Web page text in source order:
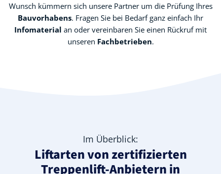
Wunsch kümmern sich unsere Partner um die Prüfung Ihres
Bauvorhabens. Fragen Sie bei Bedarf ganz einfach Ihr
Infomaterial an oder vereinbaren Sie einen Rückruf mit
unseren Fachbetrieben.
Im Überblick:
Liftarten von zertifizierten
Treppenlift-Anbietern in